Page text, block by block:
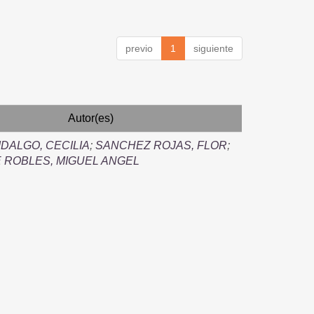
previo 1 siguiente
Autor(es)
CECILIA; SANCHEZ ROJAS, FLOR;
MIGUEL ANGEL